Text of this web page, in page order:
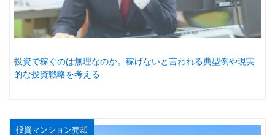
投資で稼ぐのは無理なのか。稼げないと言われる典型例や現実
的な投資戦略を考える
投資マンション売却